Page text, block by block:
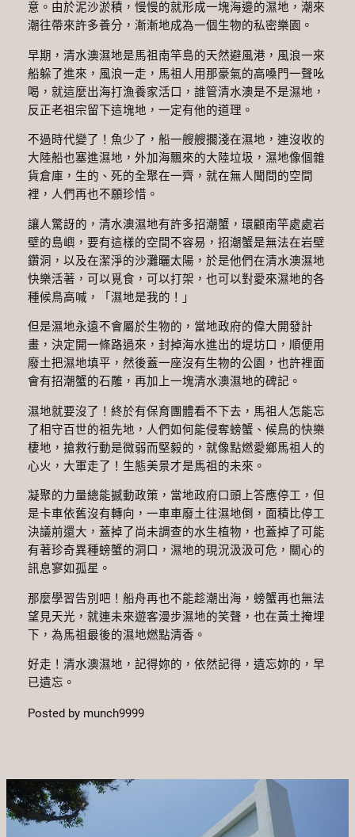
意。由於泥沙淤積，慢慢的就形成一塊海邊的濕地，潮來
潮往帶來許多養分，漸漸地成為一個生物的私密樂園。
早期，清水澳濕地是馬祖南竿島的天然避風港，風浪一來
船躲了進來，風浪一走，馬祖人用那豪氣的高嗓門一聲吆
喝，就這麼出海打漁養家活口，誰管清水澳是不是濕地，
反正老祖宗留下這塊地，一定有他的道理。
不過時代變了！魚少了，船一艘艘擱淺在濕地，連沒收的
大陸船也塞進濕地，外加海飄來的大陸垃圾，濕地像個雜
貨倉庫，生的、死的全聚在一齊，就在無人聞問的空間
裡，人們再也不願珍惜。
讓人驚訝的，清水澳濕地有許多招潮蟹，環顧南竿處處岩
壁的島嶼，要有這樣的空間不容易，招潮蟹是無法在岩壁
鑽洞，以及在潔淨的沙灘曬太陽，於是他們在清水澳濕地
快樂活著，可以覓食，可以打架，也可以對愛來濕地的各
種候鳥高喊，「濕地是我的！」
但是濕地永遠不會屬於生物的，當地政府的偉大開發計
畫，決定開一條路過來，封掉海水進出的堤坊口，順便用
廢土把濕地填平，然後蓋一座沒有生物的公園，也許裡面
會有招潮蟹的石雕，再加上一塊清水澳濕地的碑記。
濕地就要沒了！終於有保育團體看不下去，馬祖人怎能忘
了相守百世的祖先地，人們如何能侵奪螃蟹、候鳥的快樂
棲地，搶救行動是微弱而堅毅的，就像點燃愛鄉馬祖人的
心火，大軍走了！生態美景才是馬祖的未來。
凝聚的力量總能撼動政策，當地政府口頭上答應停工，但
是卡車依舊沒有轉向，一車車廢土往濕地倒，面積比停工
決議前還大，蓋掉了尚未調查的水生植物，也蓋掉了可能
有著珍奇異種螃蟹的洞口，濕地的現況汲汲可危，關心的
訊息寥如孤星。
那麼學習告別吧！船舟再也不能趁潮出海，螃蟹再也無法
望見天光，就連未來遊客漫步濕地的笑聲，也在黃土掩埋
下，為馬祖最後的濕地燃點清香。
好走！清水澳濕地，記得妳的，依然記得，遺忘妳的，早
已遺忘。
Posted by munch9999